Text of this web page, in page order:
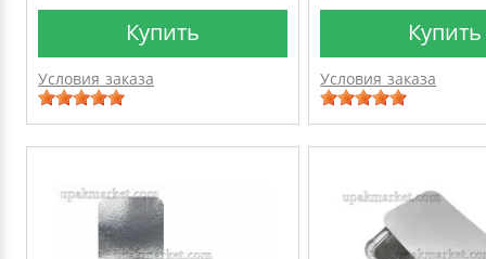
Купить
Условия заказа
Купить
Условия заказа